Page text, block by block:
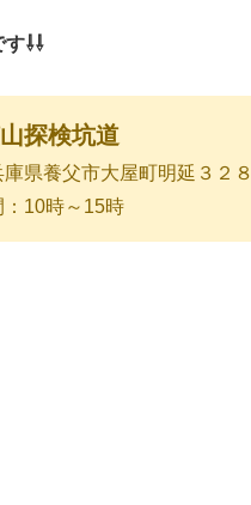
す⇩⇩
探検坑道
県養父市大屋町明延３２８
：10時～15時